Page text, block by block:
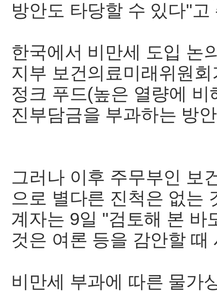
방안도 타당할 수 있다"고
한국에서 비만세 도입 논
지부 보건의료미래위원
정크 푸드(높은 열량에
진부담금을 부과하는 방
그러나 이후 주무부인 보
으로 별다른 진척은 없는
계자는 9일 "검토해 본 바
것은 여론 등을 감안할
비만세 부과에 따른 물가